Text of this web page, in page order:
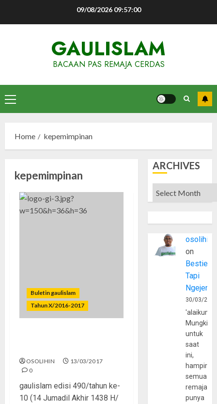
09/08/2026 09:57:00
GAULISLAM
BACAAN PAS REMAJA CERDAS
Primary
Menu
Home kepemimpinan
kepemimpinan
Buletin gaulislam
Tahun X/2016-2017
OSOLIHIN
13/03/2017
0
gaulislam edisi 490/tahun ke-
10 (14 Jumadil Akhir 1438 H/
ARCHIVES
Archives
osolihin
on
Bestie
Tapi
30/03/
Mungkin
untuk
saat
ini,
hampir
semua
remaja
punya